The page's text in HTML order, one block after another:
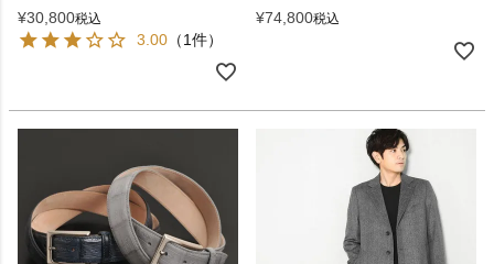
¥30,800税込
3.00 （1件）
¥74,800税込